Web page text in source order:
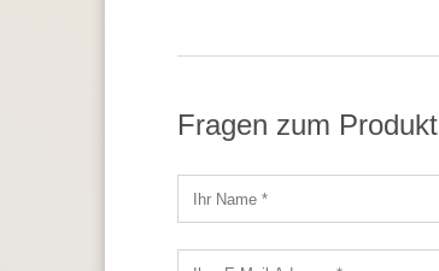
Fragen zum Produkt